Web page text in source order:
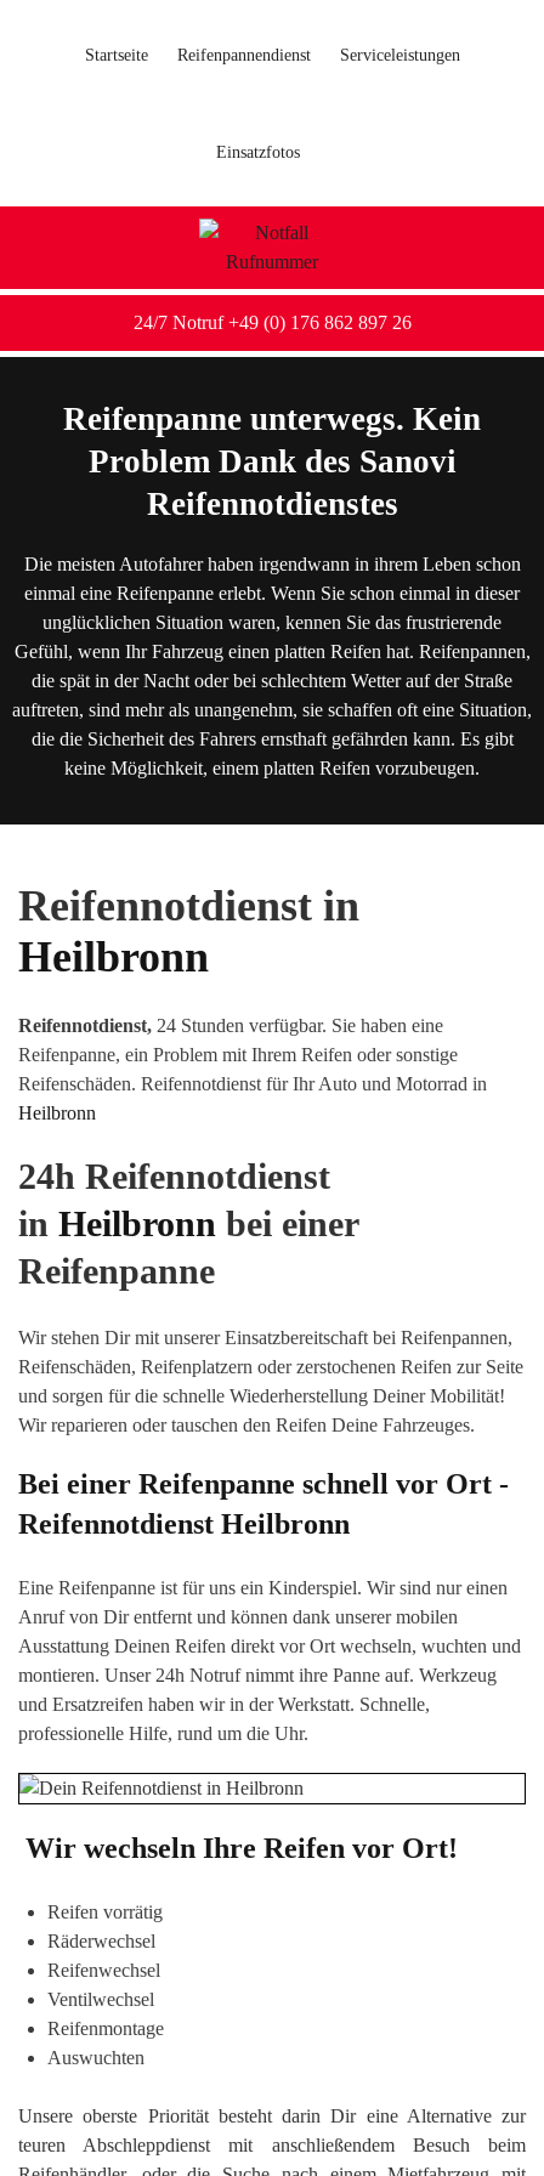
Startseite Reifenpannendienst Serviceleistungen
Einsatzfotos
24/7 Notruf +49 (0) 176 862 897 26
Reifenpanne unterwegs. Kein
Problem Dank des Sanovi
Reifennotdienstes
Die meisten Autofahrer haben irgendwann in ihrem Leben schon
einmal eine Reifenpanne erlebt. Wenn Sie schon einmal in dieser
unglücklichen Situation waren, kennen Sie das frustrierende
Gefühl, wenn Ihr Fahrzeug einen platten Reifen hat. Reifenpannen,
die spät in der Nacht oder bei schlechtem Wetter auf der Straße
auftreten, sind mehr als unangenehm, sie schaffen oft eine Situation,
die die Sicherheit des Fahrers ernsthaft gefährden kann. Es gibt
keine Möglichkeit, einem platten Reifen vorzubeugen.
Reifennotdienst in
Heilbronn
Reifennotdienst, 24 Stunden verfügbar. Sie haben eine
Reifenpanne, ein Problem mit Ihrem Reifen oder sonstige
Reifenschäden. Reifennotdienst für Ihr Auto und Motorrad in
Heilbronn
24h Reifennotdienst
in Heilbronn bei einer
Reifenpanne
Wir stehen Dir mit unserer Einsatzbereitschaft bei Reifenpannen,
Reifenschäden, Reifenplatzern oder zerstochenen Reifen zur Seite
und sorgen für die schnelle Wiederherstellung Deiner Mobilität!
Wir reparieren oder tauschen den Reifen Deine Fahrzeuges.
Bei einer Reifenpanne schnell vor Ort -
Reifennotdienst Heilbronn
Eine Reifenpanne ist für uns ein Kinderspiel. Wir sind nur einen
Anruf von Dir entfernt und können dank unserer mobilen
Ausstattung Deinen Reifen direkt vor Ort wechseln, wuchten und
montieren. Unser 24h Notruf nimmt ihre Panne auf. Werkzeug
und Ersatzreifen haben wir in der Werkstatt. Schnelle,
professionelle Hilfe, rund um die Uhr.
Wir wechseln Ihre Reifen vor Ort!
Reifen vorrätig
Räderwechsel
Reifenwechsel
Ventilwechsel
Reifenmontage
Auswuchten
Unsere oberste Priorität besteht darin Dir eine Alternative zur
teuren Abschleppdienst mit anschließendem Besuch beim